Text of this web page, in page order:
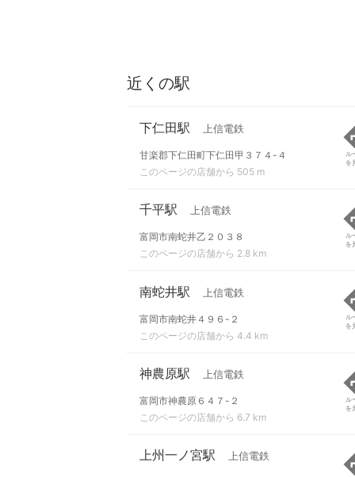
近くの駅
下仁田駅 上信電鉄
甘楽郡下仁田町下仁田甲３７４-４
このページの店舗から 505 m
ル
を
千平駅 上信電鉄
富岡市南蛇井乙２０３８
このページの店舗から 2.8 km
ル
を
南蛇井駅 上信電鉄
富岡市南蛇井４９６-２
このページの店舗から 4.4 km
ル
を
神農原駅 上信電鉄
富岡市神農原６４７-２
このページの店舗から 6.7 km
ル
を
上州一ノ宮駅 上信電鉄